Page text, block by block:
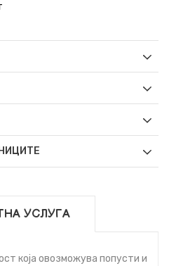
УСЛУГА
која овозможува попусти и